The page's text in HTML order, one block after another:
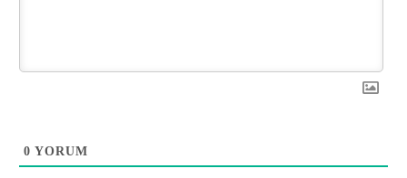
0 YORUM